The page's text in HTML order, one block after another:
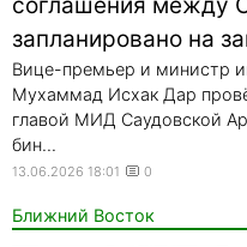
запланировано на
Вице-премьер и министр
Мухаммад Исхак Дар
главой МИД Саудовской
бин...
13.06.2026 18:01 0
Ближний Восток